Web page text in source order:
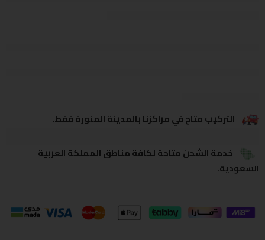
التركيب متاح في مراكزنا بالمدينة المنورة فقط.
خدمة الشحن متاحة لكافة مناطق المملكة العربية
السعودية.